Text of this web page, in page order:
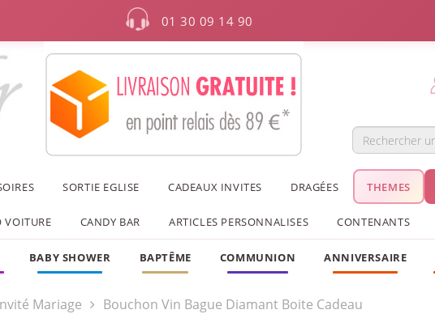
01 30 09 14 90
SORTIE EGLISE CADEAUX INVITES DRAGÉES THEMES
VOITURE CANDY BAR ARTICLES PERSONNALISES CONTENANTS
BABY SHOWER BAPTÊME COMMUNION ANNIVERSAIRE
Mariage Bouchon Vin Bague Diamant Boite Cadeau